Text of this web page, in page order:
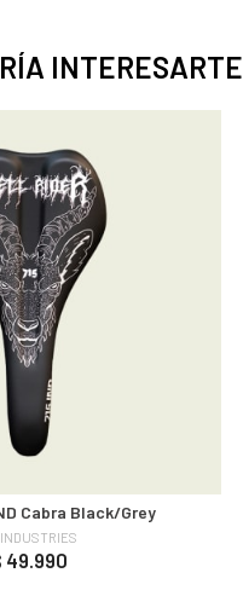
INTERESARTE
Cabra Black/Grey
49.990